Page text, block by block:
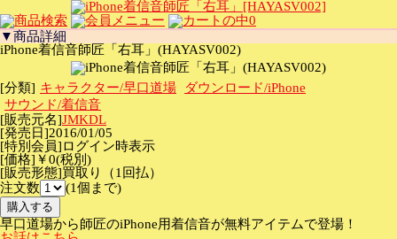
0
▼商品詳細
iPhone着信音師匠「右耳」(HAYASV002)
[分類] キャラクター/早口道場
ダウンロード/iPhone
サウンド/着信音
[販売元名]JMKDL
[発売日]2016/01/05
[特別会員]ログイン時表示
[価格]￥0(税別)
[販売形態]買取り（1回払）
注文数
(1個まで)
早口道場から師匠のiPhone用着信音が無料アイテムで登場！